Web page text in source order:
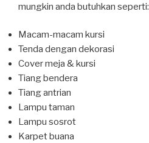
mungkin anda butuhkan seperti:
Macam-macam kursi
Tenda dengan dekorasi
Cover meja & kursi
Tiang bendera
Tiang antrian
Lampu taman
Lampu sosrot
Karpet buana